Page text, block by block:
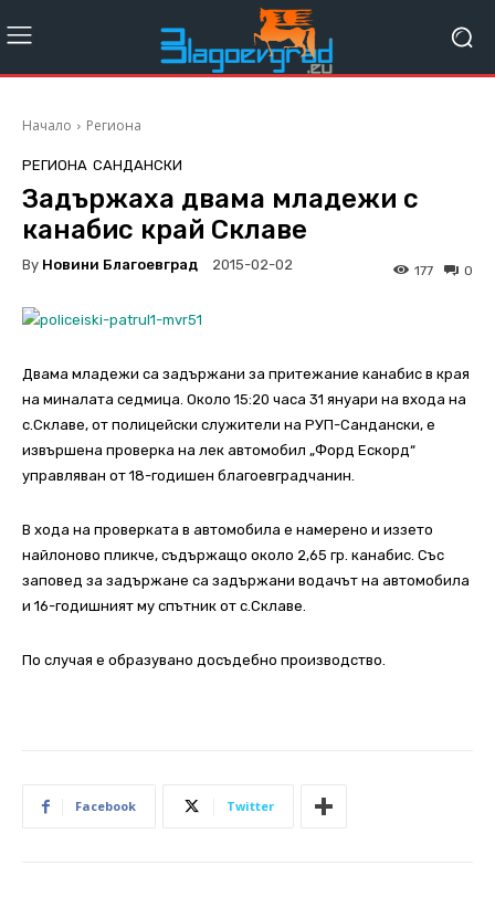
Начало Региона
РЕГИОНА САНДАНСКИ
Задържаха двама младежи с
канабис край Склаве
By Новини Благоевград 2015-02-02 0
177
Двама младежи са задържани за притежание канабис в края
на миналата седмица. Около 15:20 часа 31 януари на входа на
с.Склаве, от полицейски служители на РУП-Сандански, е
извършена проверка на лек автомобил „Форд Ескорд“
управляван от 18-годишен благоевградчанин.
В хода на проверката в автомобила е намерено и иззето
найлоново пликче, съдържащо около 2,65 гр. канабис. Със
заповед за задържане са задържани водачът на автомобила
и 16-годишният му спътник от с.Склаве.
По случая е образувано досъдебно производство.
Facebook Twitter